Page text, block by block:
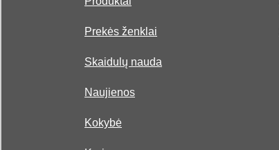
Prekės ženklai
Skaidulų nauda
Naujienos
Kokybė